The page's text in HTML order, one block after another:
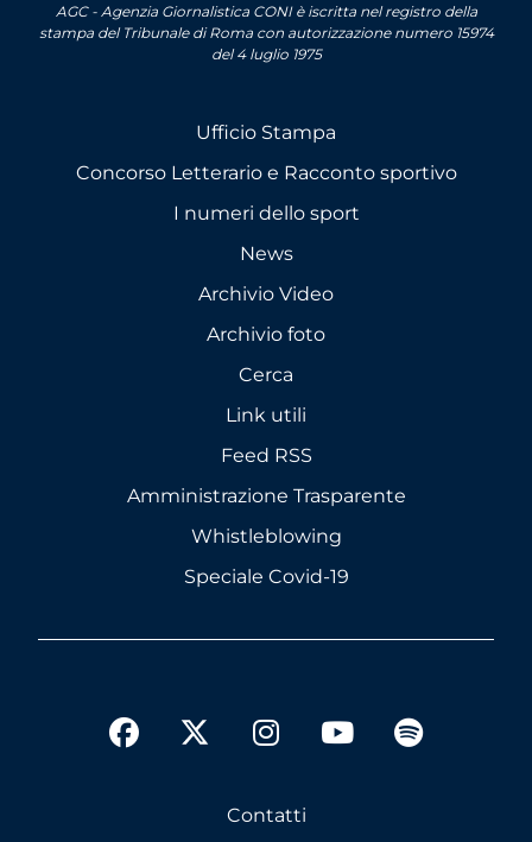
AGC - Agenzia Giornalistica CONI è iscritta nel registro della
stampa del Tribunale di Roma con autorizzazione numero 15974
del 4 luglio 1975
Ufficio Stampa
Concorso Letterario e Racconto sportivo
I numeri dello sport
News
Archivio Video
Archivio foto
Cerca
Link utili
Feed RSS
Amministrazione Trasparente
Whistleblowing
Speciale Covid-19
facebookinstagram
youtubespotify
Contatti